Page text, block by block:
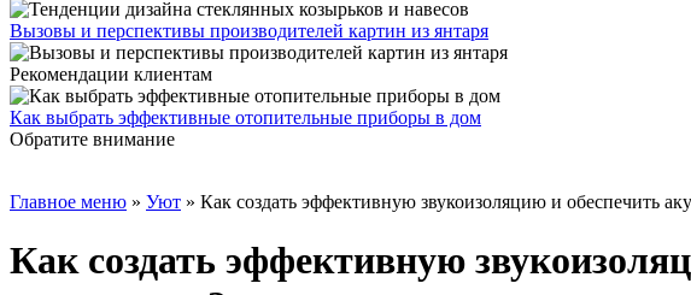
Вызовы и перспективы производителей картин из янтаря
Рекомендации клиентам
Как выбрать эффективные отопительные приборы в дом
Обратите внимание
Главное меню » Уют » Как создать эффективную звукоизоляцию и обеспечить
Как создать эффективную